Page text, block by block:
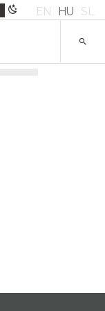
EN HU SL